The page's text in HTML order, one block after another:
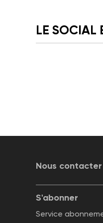
LE SOCIAL
Nous contacter
S'abonner
Service